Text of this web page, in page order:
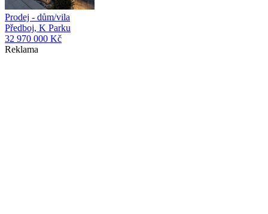
Prodej - dům/vila
Předboj, K Parku
32 970 000 Kč
Reklama